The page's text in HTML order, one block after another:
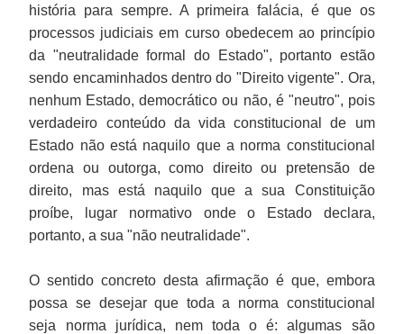
história para sempre. A primeira falácia, é que os
processos judiciais em curso obedecem ao princípio
da "neutralidade formal do Estado", portanto estão
sendo encaminhados dentro do "Direito vigente". Ora,
nenhum Estado, democrático ou não, é "neutro", pois
verdadeiro conteúdo da vida constitucional de um
Estado não está naquilo que a norma constitucional
ordena ou outorga, como direito ou pretensão de
direito, mas está naquilo que a sua Constituição
proíbe, lugar normativo onde o Estado declara,
portanto, a sua "não neutralidade".
O sentido concreto desta afirmação é que, embora
possa se desejar que toda a norma constitucional
seja norma jurídica, nem toda o é: algumas são